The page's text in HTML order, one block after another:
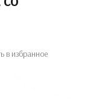
в избранное